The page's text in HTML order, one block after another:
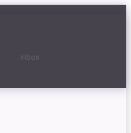
Inbox